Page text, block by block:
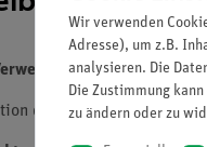
des Aufbaus und der
Wir verwenden
Adresse), um z.B.
analysieren. Die
Die Zustimmung
zu ändern oder zu